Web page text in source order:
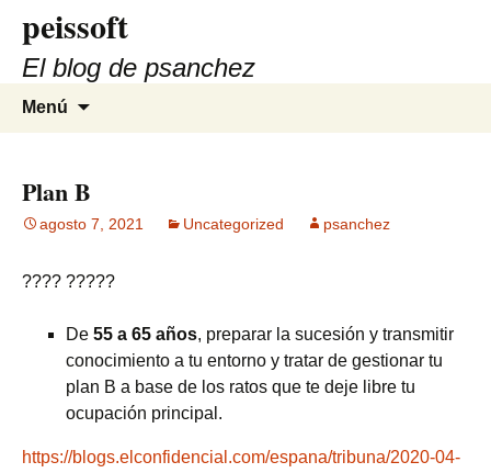
contenido
peissoft
El blog de psanchez
Menú
Plan B
agosto 7, 2021 Uncategorized psanchez
???? ?????
De 55 a 65 años, preparar la sucesión y transmitir
conocimiento a tu entorno y tratar de gestionar tu
plan B a base de los ratos que te deje libre tu
ocupación principal.
https://blogs.elconfidencial.com/espana/tribuna/2020-04-